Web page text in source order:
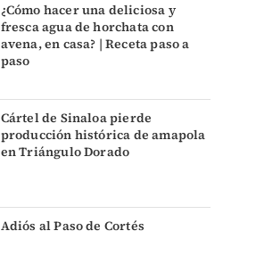
¿Cómo hacer una deliciosa y
fresca agua de horchata con
avena, en casa? | Receta paso a
paso
Cártel de Sinaloa pierde
producción histórica de amapola
en Triángulo Dorado
Adiós al Paso de Cortés